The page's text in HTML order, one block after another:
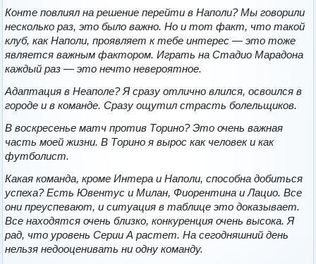
Конте повлиял на решение перейти в Наполи? Мы говорили
несколько раз, это было важно. Но и тот факт, что такой
клуб, как Наполи, проявляет к тебе интерес — это тоже
является важным фактором. Играть на Стадио Марадона
каждый раз — это нечто невероятное.
Адаптация в Неаполе? Я сразу отлично влился, освоился в
городе и в команде. Сразу ощутил страсть болельщиков.
В воскресенье матч против Торино? Это очень важная
часть моей жизни. В Торино я вырос как человек и как
футболист.
Какая команда, кроме Интера и Наполи, способна добиться
успеха? Есть Ювентус и Милан, Фиорентина и Лацио. Все
они преуспевают, и ситуация в таблице это доказывает.
Все находятся очень близко, конкуренция очень высока. Я
рад, что уровень Серии А растет. На сегодняшний день
нельзя недооценивать ни одну команду.